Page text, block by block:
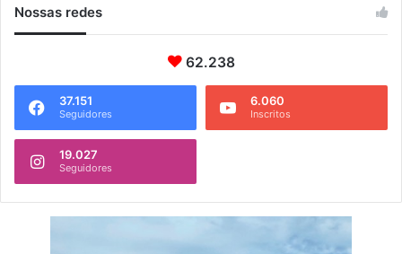
Nossas redes
62.238
37.151
Seguidores
6.060
Inscritos
19.027
Seguidores